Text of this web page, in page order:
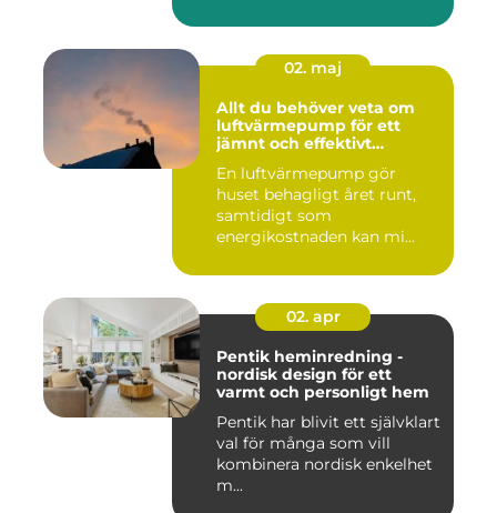
02. maj
Allt du behöver veta om
luftvärmepump för ett
jämnt och effektivt
En luftvärmepump gör
huset behagligt året runt,
samtidigt som
energikostnaden kan mi...
02. apr
Pentik heminredning -
nordisk design för ett
varmt och personligt hem
Pentik har blivit ett självklart
val för många som vill
kombinera nordisk enkelhet
m...